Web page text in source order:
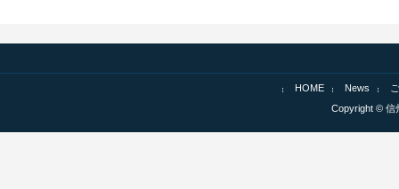
HOME News
Copyright © 信